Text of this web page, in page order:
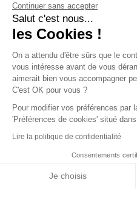
CONTACT
04 42 20 78 42
Du lundi au jeudi de 8h30 à 16h30 & le
vendredi de 8h30 à 15h30
Continuer sans accepter
Salut c'est nous...
les Cookies !
On a attendu d'être sûrs que le
vous intéresse avant de vous
aimerait bien vous accompagner
C'est OK pour vous ?
Pour modifier vos préférences par
'Préférences de cookies' situé
Lire la politique de confidentialité
Consentements
Je choisis